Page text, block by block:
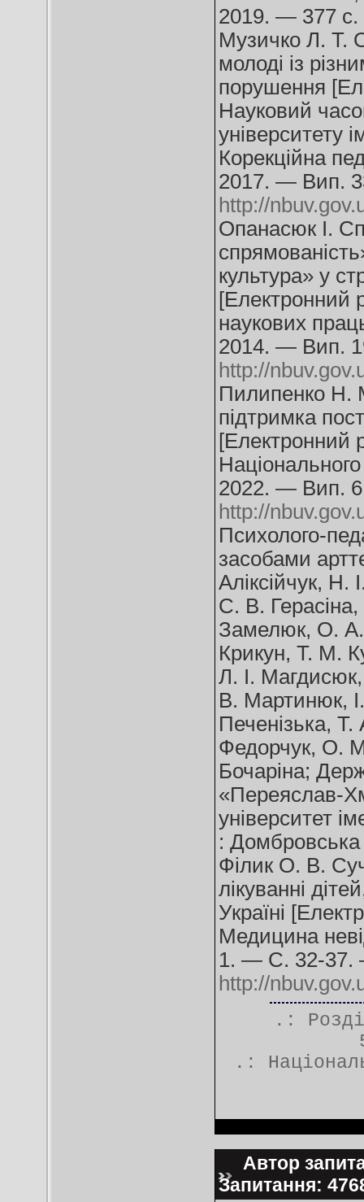
2019. — 377 c.
Музичко Л. Т.
молоді із
порушення
Науковий
університету
Корекційна
2017. — Вип.
http://
Опанасюк І.
культура» у
[Електронний
наукових
2014. — Вип.
http://
Пилипенко Н.
підтримка
[Електронний
2022. — Вип.
http://
Психолого-
засобами
Аліксійчук, Н.
С. В.
Замелюк, О. А.
Крикун, Т. М.
Л. І.
В. Мартинюк,
Печенізька,
Федорчук, О.
Бочаріна;
«Переяслав-
університет
:
Філик О. В.
лікуванні
Україні
Медицина
1. — С. 32-37.
http://
.:
.:
Автор
Запитання: